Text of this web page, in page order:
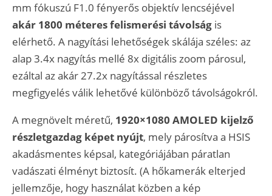
mm fókuszú F1.0 fényerős objektív lencséjével
akár 1800 méteres felismerési távolság is
elérhető. A nagyítási lehetőségek skálája széles: az
alap 3.4x nagyítás mellé 8x digitális zoom párosul,
ezáltal az akár 27.2x nagyítással részletes
megfigyelés válik lehetővé különböző távolságokról.
A megnövelt méretű, 1920×1080 AMOLED kijelző
részletgazdag képet nyújt, mely párosítva a HSIS
akadásmentes képsal, kategóriájában páratlan
vadászati élményt biztosít. (A hőkamerák elterjed
jellemzője, hogy használat közben a kép